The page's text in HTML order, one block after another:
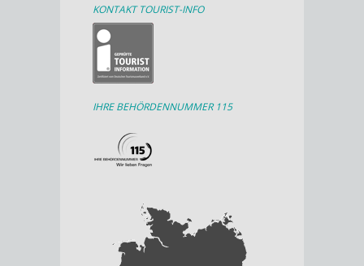
KONTAKT TOURIST-INFO
IHRE BEHÖRDENNUMMER 115